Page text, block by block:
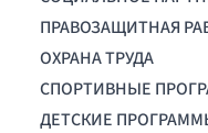
ПРАВОЗАЩИТНАЯ
ОХРАНА ТРУДА
СПОРТИВНЫЕ
ДЕТСКИЕ